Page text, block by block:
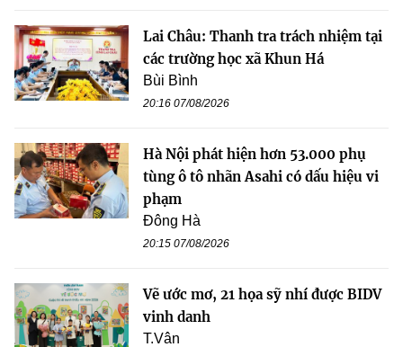
Lai Châu: Thanh tra trách nhiệm tại
các trường học xã Khun Há
Bùi Bình
20:16 07/08/2026
Hà Nội phát hiện hơn 53.000 phụ
tùng ô tô nhãn Asahi có dấu hiệu vi
phạm
Đông Hà
20:15 07/08/2026
Vẽ ước mơ, 21 họa sỹ nhí được BIDV
vinh danh
T.Vân